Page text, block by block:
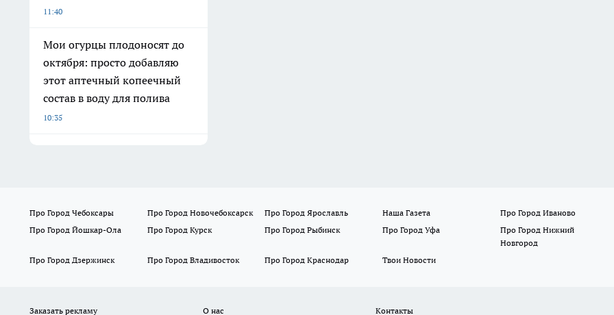
11:40
Мои огурцы плодоносят до
октября: просто добавляю
этот аптечный копеечный
состав в воду для полива
10:35
Про Город Чебоксары Про Город Новочебоксарск Про Город Ярославль Наша Газета
Про Город Иваново
Про Город Йошкар-Ола
Про Город Курск Про Город Рыбинск Про Город Уфа
Про Город Нижний
Новгород
Про Город Дзержинск
Про Город Владивосток Про Город Краснодар Твои Новости
Заказать рекламу О нас Контакты